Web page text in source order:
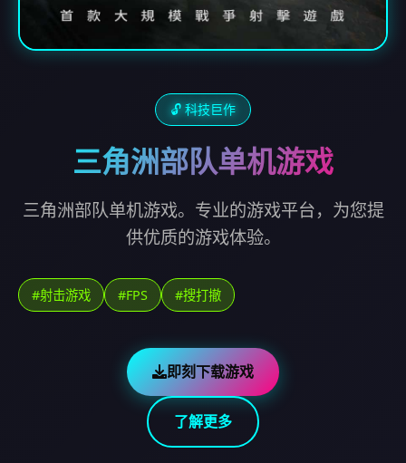
🔓 科技巨作
三角洲部队单机游戏
三角洲部队单机游戏。专业的游戏平台，为您提
供优质的游戏体验。
#射击游戏 #FPS #搜打撤
即刻下载游戏
了解更多